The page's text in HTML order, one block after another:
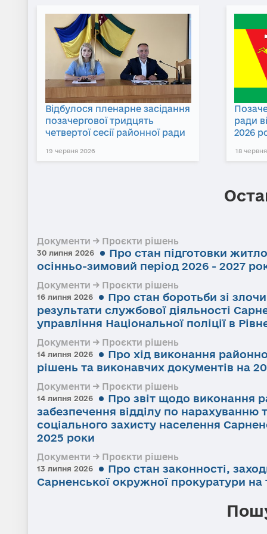
Відбулося пленарне засідання
позачергової тридцять
четвертої сесії районної ради
19 червня 2026
ради
2026
18
Документи → Проєкти рішень
30 липня 2026
Про стан підготовки
осінньо-зимовий період 2026 - 2027
Документи → Проєкти рішень
16 липня 2026
Про стан боротьби зі
результати службової діяльності
управління Національної поліції в
Документи → Проєкти рішень
14 липня 2026
Про хід виконання
рішень та виконавчих документів на
Документи → Проєкти рішень
14 липня 2026
Про звіт щодо виконання
забезпечення відділу по нарахуванню
соціального захисту населення
2025 роки
Документи → Проєкти рішень
13 липня 2026
Про стан законності,
Сарненської окружної прокуратури на